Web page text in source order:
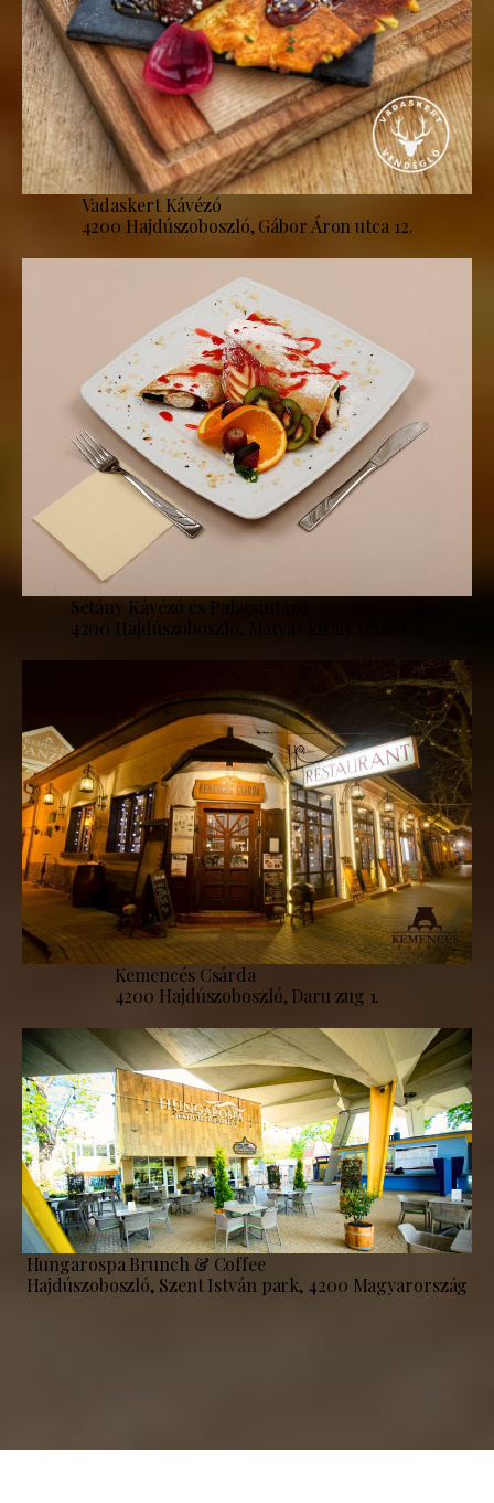
Vadaskert Kávézó
4200 Hajdúszoboszló, Gábor Áron utca 12.
Sétány Kávézó és Palacsintázó
4200 Hajdúszoboszló, Mátyás király sétány 1.
Kemencés Csárda
4200 Hajdúszoboszló, Daru zug 1.
Hungarospa Brunch & Coffee
Hajdúszoboszló, Szent István park, 4200 Magyarország